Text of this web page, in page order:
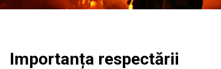
Importanța respectării